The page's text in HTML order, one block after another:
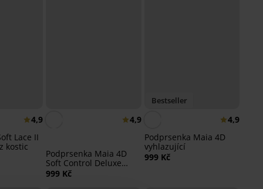
4,9
Lace II
kostic
4,9
Podprsenka Maia 4D
Soft Control Deluxe
vyztužená
999 Kč
Bestseller
4,9
Podprsenka Maia 4D
vyhlazující
999 Kč